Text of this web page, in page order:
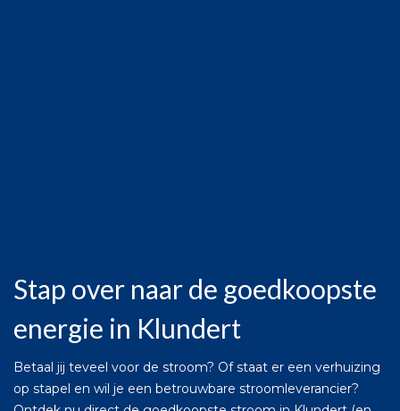
Stap over naar de goedkoopste
energie in Klundert
Betaal jij teveel voor de stroom? Of staat er een verhuizing
op stapel en wil je een betrouwbare stroomleverancier?